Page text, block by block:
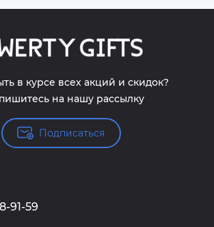
в курсе всех акций и скидок?
на нашу рассылку
Подписаться
91-59